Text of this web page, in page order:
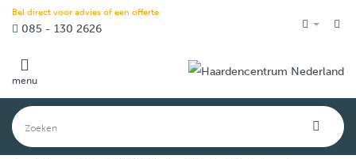
Bel direct voor advies of een offerte
085 - 130 2626
menu